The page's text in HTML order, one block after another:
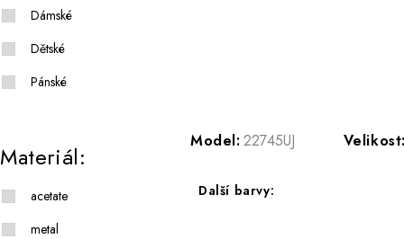
Dámské
Dětské
Pánské
Materiál:
acetate
metal
Model: 22745UJ
Další barvy: